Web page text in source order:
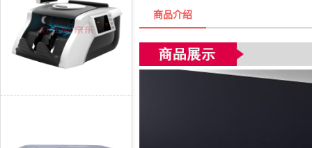
商品介绍